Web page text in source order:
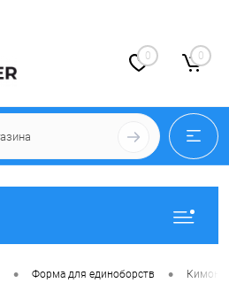
0 0
• Форма для единоборств • Кимоно